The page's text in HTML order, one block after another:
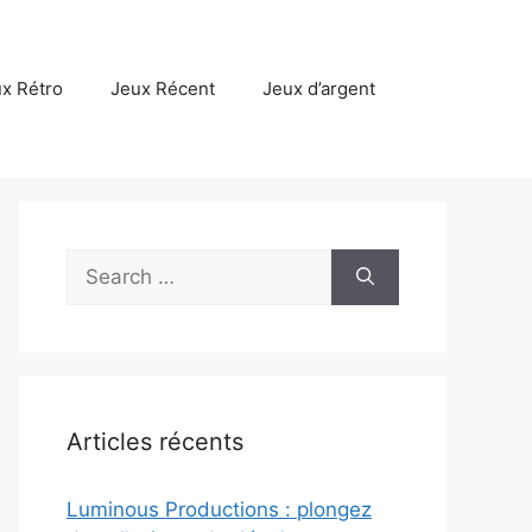
Rétro Jeux Récent Jeux d’argent
for:
Articles récents
Luminous Productions : plongez